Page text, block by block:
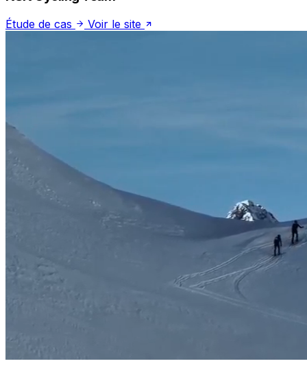
Étude de cas Voir le site